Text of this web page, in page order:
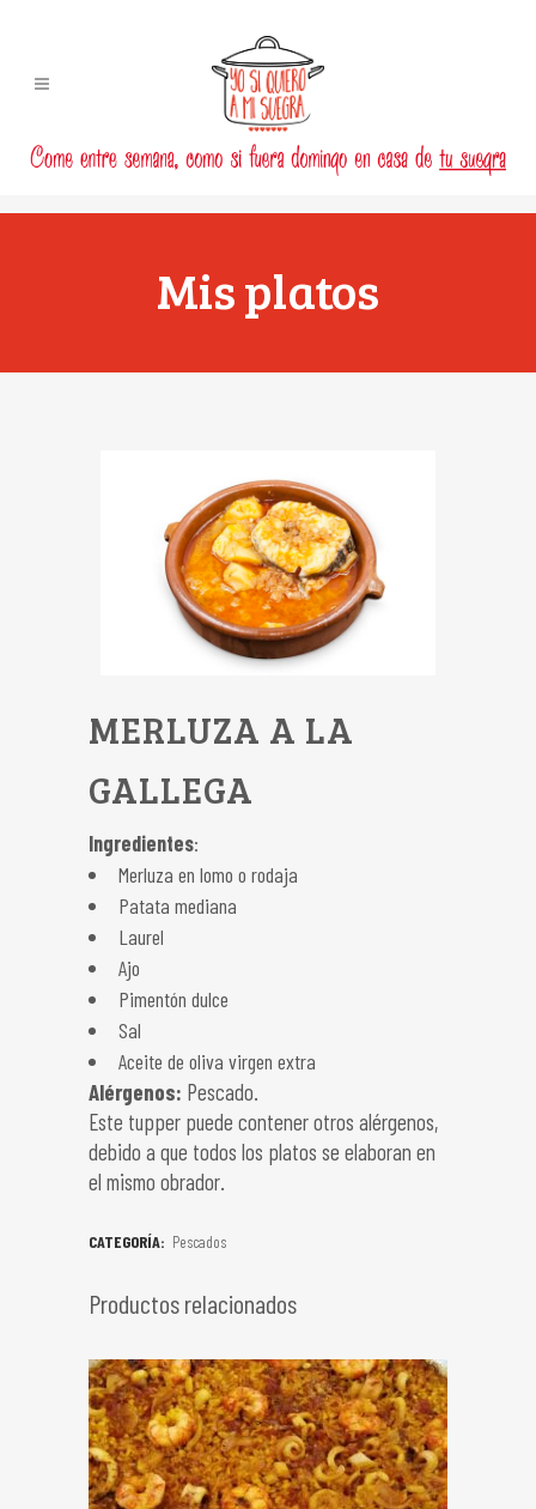
Mis platos
MERLUZA A LA
GALLEGA
Ingredientes:
Merluza en lomo o rodaja
Patata mediana
Laurel
Ajo
Pimentón dulce
Sal
Aceite de oliva virgen extra
Alérgenos: Pescado.
Este tupper puede contener otros alérgenos,
debido a que todos los platos se elaboran en
el mismo obrador.
CATEGORÍA: Pescados
Productos relacionados